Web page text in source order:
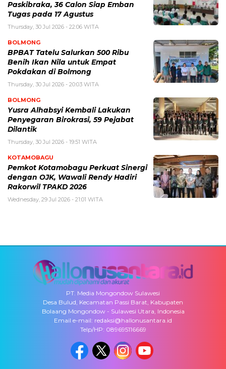
Paskibraka, 36 Calon Siap Emban
Tugas pada 17 Agustus
Thursday, 30 Jul 2026 - 22:06 WITA
BOLMONG
BPBAT Tatelu Salurkan 500 Ribu
Benih Ikan Nila untuk Empat
Pokdakan di Bolmong
Thursday, 30 Jul 2026 - 20:03 WITA
BOLMONG
Yusra Alhabsyi Kembali Lakukan
Penyegaran Birokrasi, 59 Pejabat
Dilantik
Thursday, 30 Jul 2026 - 19:51 WITA
KOTAMOBAGU
Pemkot Kotamobagu Perkuat Sinergi
dengan OJK, Wawali Rendy Hadiri
Rakorwil TPAKD 2026
Wednesday, 29 Jul 2026 - 21:01 WITA
PT. Media Mongondow Sulawesi
Desa Bulud, Kecamatan Passi Barat, Kabupaten
Bolaang Mongondow - Sulawesi Utara, Indonesia
Email e-mail: redaksi@hallonusantara.id
Telp/HP: 089695116669